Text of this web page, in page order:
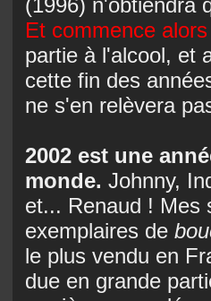
Et commence
partie à l'alcool, et
cette fin des
ne s'en relèvera
2002 est une
monde. Johnny,
et... Renaud ! Mes
exemplaires de
le plus vendu en
due en grande